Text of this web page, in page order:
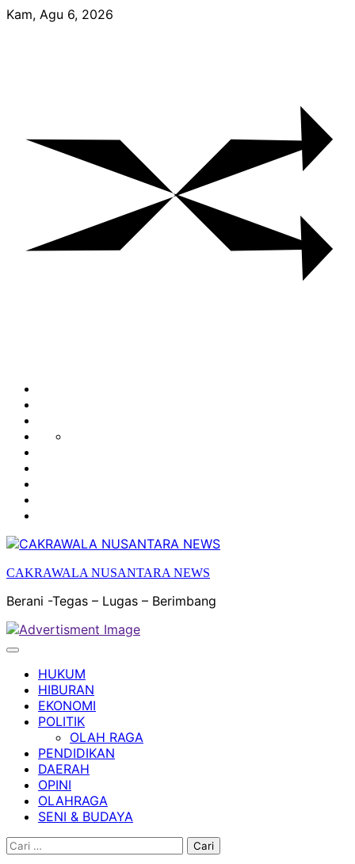
Skip
Kam, Agu 6, 2026
POLITIK
BUDAYA
CAKRAWALA NUSANTARA NEWS
Berani -Tegas – Lugas – Berimbang
HUKUM
HIBURAN
EKONOMI
POLITIK
OLAH RAGA
PENDIDIKAN
DAERAH
OPINI
OLAHRAGA
SENI & BUDAYA
Cari